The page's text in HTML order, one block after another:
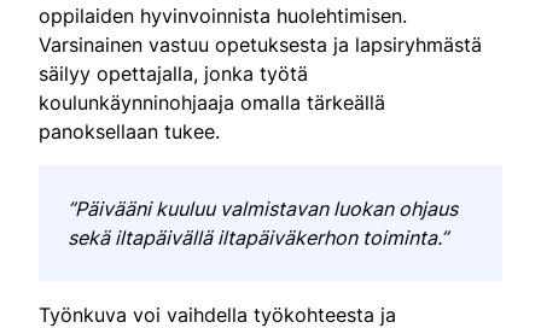
oppilaiden hyvinvoinnista huolehtimisen.
Varsinainen vastuu opetuksesta ja lapsiryhmästä
säilyy opettajalla, jonka työtä
koulunkäynninohjaaja omalla tärkeällä
panoksellaan tukee.
”Päivääni kuuluu valmistavan luokan ohjaus
sekä iltapäivällä iltapäiväkerhon toiminta.”
Työnkuva voi vaihdella työkohteesta ja